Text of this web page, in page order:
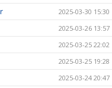
2025-03-30 15:30
2025-03-26 13:57
2025-03-25 22:02
2025-03-25 19:28
2025-03-24 20:47